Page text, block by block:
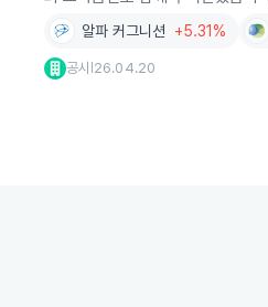
알파 커그니션 +5.31%
공시 26.04.20